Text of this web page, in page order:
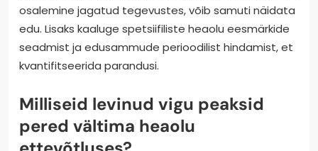
osalemine jagatud tegevustes, võib samuti näidata
edu. Lisaks kaaluge spetsiifiliste heaolu eesmärkide
seadmist ja edusammude perioodilist hindamist, et
kvantifitseerida parandusi.
Milliseid levinud vigu peaksid
pered vältima heaolu